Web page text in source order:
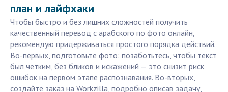
план и лайфхаки
Чтобы быстро и без лишних сложностей получить
качественный перевод с арабского по фото онлайн,
рекомендую придерживаться простого порядка действий.
Во-первых, подготовьте фото: позаботьтесь, чтобы текст
был четким, без бликов и искажений — это снизит риск
ошибок на первом этапе распознавания. Во-вторых,
создайте заказ на Workzilla, подробно описав задачу,